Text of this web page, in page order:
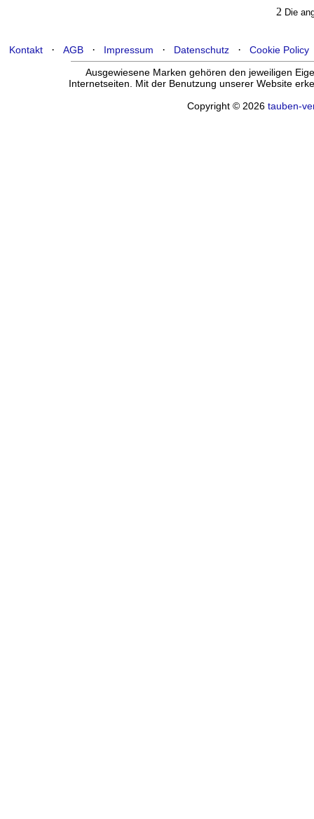
2 Die
Kontakt· AGB· Impressum · Datenschutz· Cookie Policy
Ausgewiesene Marken gehören den jeweiligen
Internetseiten. Mit der Benutzung unserer Website
Copyright © 2026 tauben-